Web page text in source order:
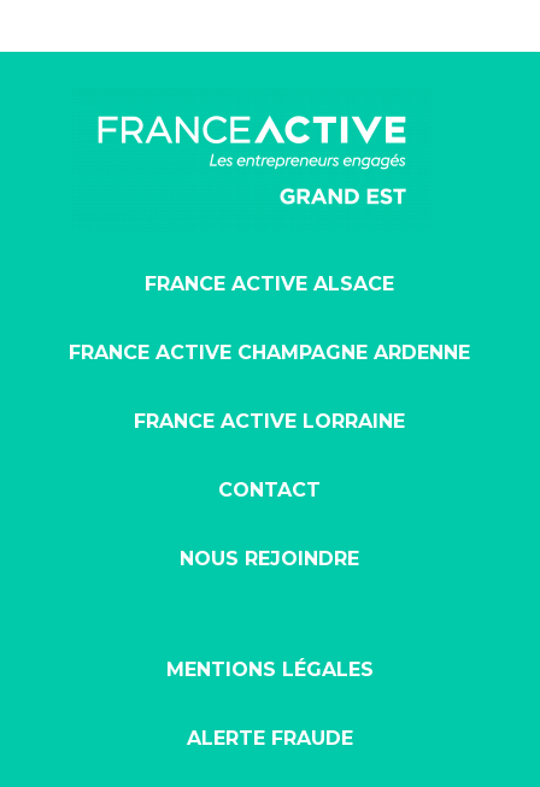
FRANCE ACTIVE ALSACE
FRANCE ACTIVE CHAMPAGNE ARDENNE
FRANCE ACTIVE LORRAINE
CONTACT
NOUS REJOINDRE
MENTIONS LÉGALES
ALERTE FRAUDE